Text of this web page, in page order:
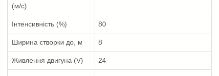
(м/с)
Інтенсивність (%) 80
Ширина створки до, м 8
Живлення двигуна (V) 24